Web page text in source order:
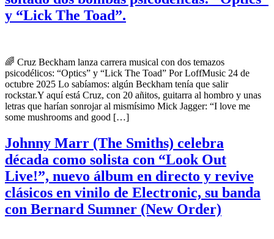
y “Lick The Toad”.
🌈 Cruz Beckham lanza carrera musical con dos temazos
psicodélicos: “Optics” y “Lick The Toad” Por LoffMusic 24 de
octubre 2025 Lo sabíamos: algún Beckham tenía que salir
rockstar.Y aquí está Cruz, con 20 añitos, guitarra al hombro y unas
letras que harían sonrojar al mismísimo Mick Jagger: “I love me
some mushrooms and good […]
Johnny Marr (The Smiths) celebra
década como solista con “Look Out
Live!”, nuevo álbum en directo y revive
clásicos en vinilo de Electronic, su banda
con Bernard Sumner (New Order)